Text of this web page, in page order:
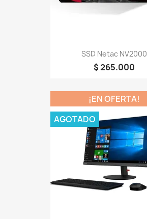
SSD Netac NV2000
$ 265.000
¡EN OFERTA!
AGOTADO